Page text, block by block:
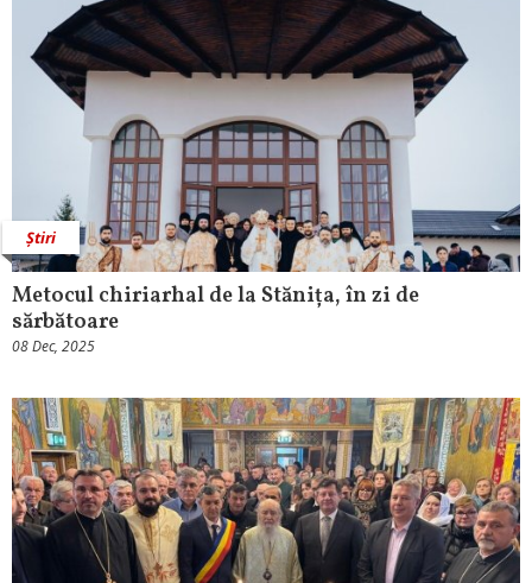
Știri
Metocul chiriarhal de la Stănița, în zi de
sărbătoare
08 Dec, 2025